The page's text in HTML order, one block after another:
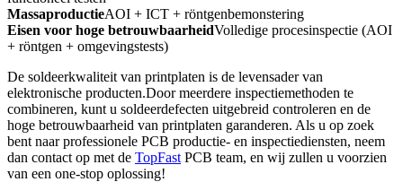
MassaproductieAOI + ICT + röntgenbemonstering
Eisen voor hoge betrouwbaarheidVolledige procesinspectie (AOI
+ röntgen + omgevingstests)
De soldeerkwaliteit van printplaten is de levensader van
elektronische producten.Door meerdere inspectiemethoden te
combineren, kunt u soldeerdefecten uitgebreid controleren en de
hoge betrouwbaarheid van printplaten garanderen. Als u op zoek
bent naar professionele PCB productie- en inspectiediensten, neem
dan contact op met de TopFast PCB team, en wij zullen u voorzien
van een one-stop oplossing!